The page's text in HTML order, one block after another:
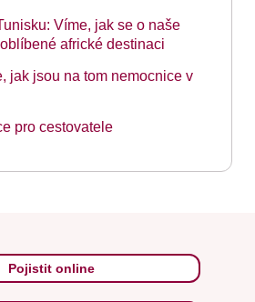
Víme, jak se o naše
africké destinaci
jak jsou na tom nemocnice v
pro cestovatele
Pojistit online